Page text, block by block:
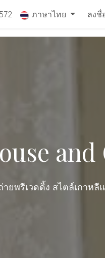
ต่อเรา ภาษาไทย ลงชื่
and
ยพรีเวดดิ้ง สไตล์เกาห